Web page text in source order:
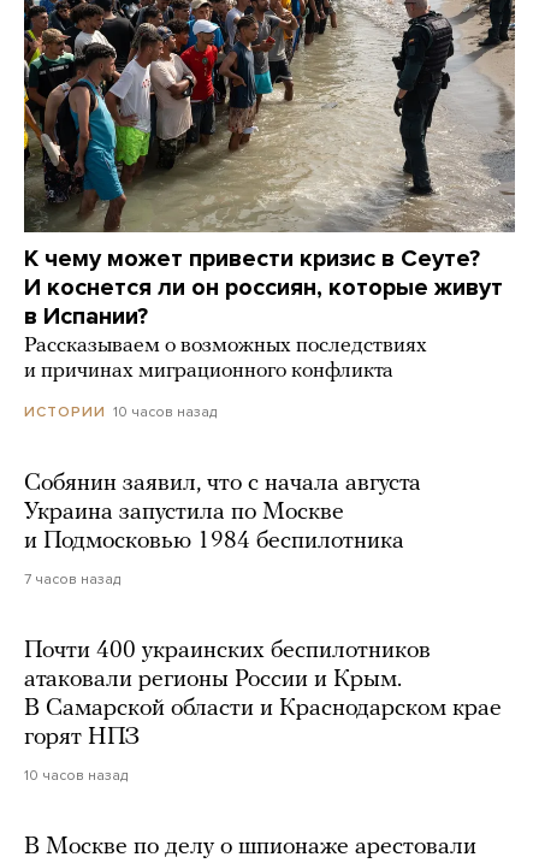
К чему может привести кризис в Сеуте?
И коснется ли он россиян, которые живут
в Испании?
Рассказываем о возможных последствиях
и причинах миграционного конфликта
ИСТОРИИ 10 часов назад
Собянин заявил, что с начала августа
Украина запустила по Москве
и Подмосковью 1984 беспилотника
7 часов назад
Почти 400 украинских беспилотников
атаковали регионы России и Крым.
В Самарской области и Краснодарском крае
горят НПЗ
10 часов назад
В Москве по делу о шпионаже арестовали